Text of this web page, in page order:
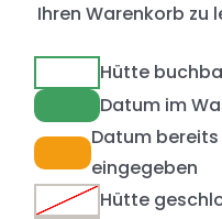
Ihren Warenkorb zu
Hütte
Datum im
Datum
eingegeben
Hütte